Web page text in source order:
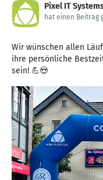
Pixel IT
hat einen Beitrag
Wir wünschen allen
ihre persönliche
sein! 💪😍